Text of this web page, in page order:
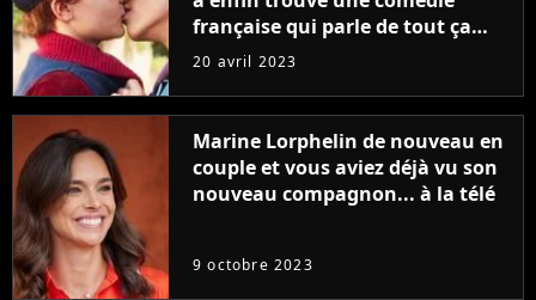
française qui parle de tout ça
sans être super ringarde
20 avril 2023
Marine Lorphelin de nouveau en
couple et vous aviez déjà vu son
nouveau compagnon... à la télé
9 octobre 2023